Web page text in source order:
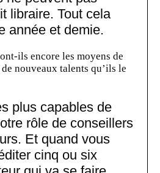
libraire. Tout cela
année et demie.
ils encore les moyens de
nouveaux talents qu’ils le
plus capables de
rôle de conseillers
Et quand vous
cinq ou six